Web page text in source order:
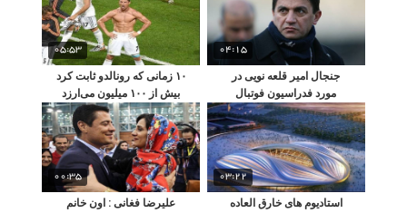
04:15
جنجال امیر قلعه‌ نویی در
مورد فدراسیون فوتبال
05:53
۱۰ زمانی که رونالدو ثابت کرد
بیش از ۱۰۰ میلیون می‌ارزد
03:22
استادیوم های خارق العاده
00:35
علیرضا فغانی : اون خانم